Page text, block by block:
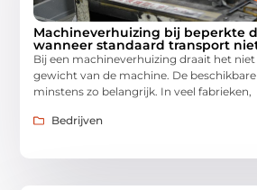
Machineverhuizing bij beperkte
wanneer standaard transport
Bij een machineverhuizing draait het
gewicht van de machine. De
minstens zo belangrijk. In veel fabrieken,
Bedrijven